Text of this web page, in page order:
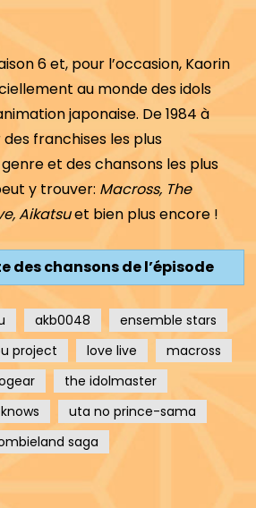
6 et, pour l’occasion, Kaorin
au monde des idols
japonaise. De 1984 à
franchises les plus
et des chansons les plus
y trouver: Macross, The
Aikatsuet bien plus encore !
des chansons de l’épisode
akb0048
ensemble stars
project love live
macross
the idolmaster
uta no prince-sama
saga